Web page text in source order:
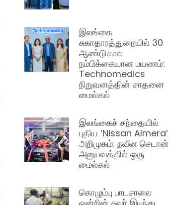
இலங்கை
சுகாதாரத்துறையில் 30
ஆண்டுகால
நம்பிக்கையான பயணம்:
Technomedics
நிறுவனத்தின் சாதனை
மைல்கல்
இலங்கைச் சந்தையில்
புதிய ‘Nissan Almera’
அறிமுகம்: நவீன செடான்
அனுபவத்தில் ஒரு
மைல்கல்
கொழும்பு பாடசாலை